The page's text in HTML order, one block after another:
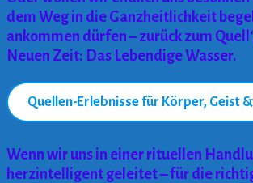
dem Weg in die Ganzheitlichkeit
ankommen dürfen – zurück zum
Neuen Zeit: Das Lebendige Wasser.
Quellen-Erlebnisse für Körper, Geist
Wenn wir uns in einer rituellen
herzintelligent geleitet – für die